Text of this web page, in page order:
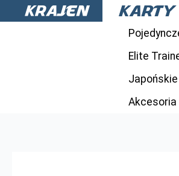
Przejdź
do
Elite
Akcesoria